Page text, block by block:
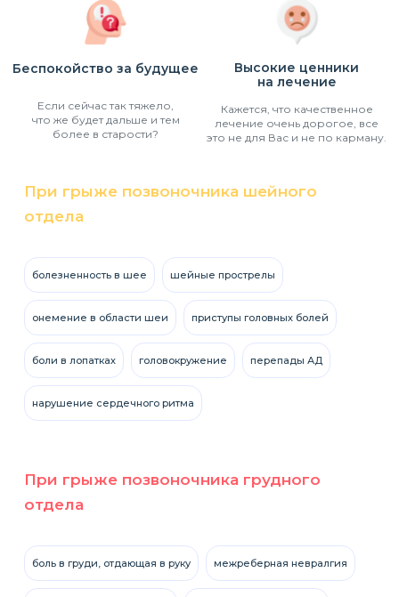
Беспокойство за будущее
Если сейчас так тяжело,
что же будет дальше и тем
более в старости?
Высокие ценники
на лечение
Кажется, что качественное
лечение очень дорогое, все
это не для Вас и не по карману.
При грыже позвоночника шейного
отдела
болезненность в шее шейные прострелы
онемение в области шеи приступы головных болей
боли в лопатках головокружение перепады АД
нарушение сердечного ритма
При грыже позвоночника грудного
отдела
боль в груди, отдающая в руку межреберная невралгия